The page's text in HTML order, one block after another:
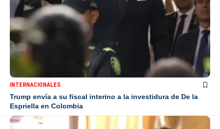
INTERNACIONALES
Trump envía a su fiscal interino a la investidura de De la
Espriella en Colombia